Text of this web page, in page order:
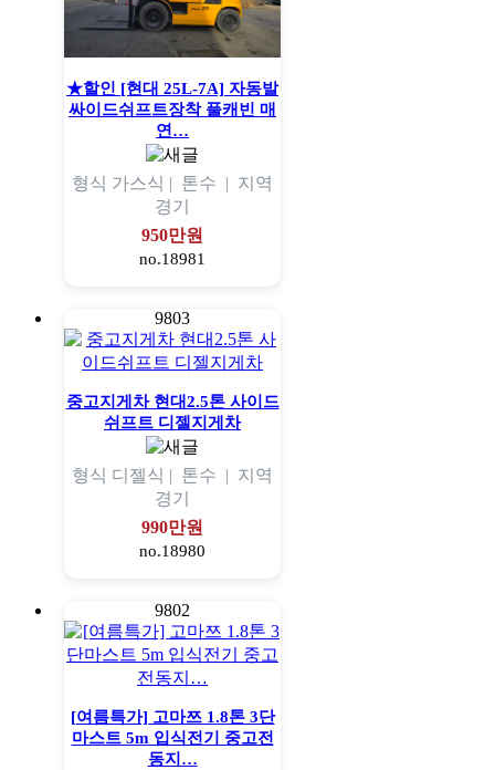
★할인 [현대 25L-7A] 자동발
싸이드쉬프트장착 풀캐빈 매
연…
형식 가스식 | 톤수 | 지역
경기
950만원
no.18981
9803
중고지게차 현대2.5톤 사이드
쉬프트 디젤지게차
형식 디젤식 | 톤수 | 지역
경기
990만원
no.18980
9802
[여름특가] 고마쯔 1.8톤 3단
마스트 5m 입식전기 중고전
동지…